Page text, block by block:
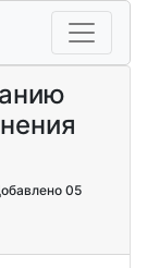
05